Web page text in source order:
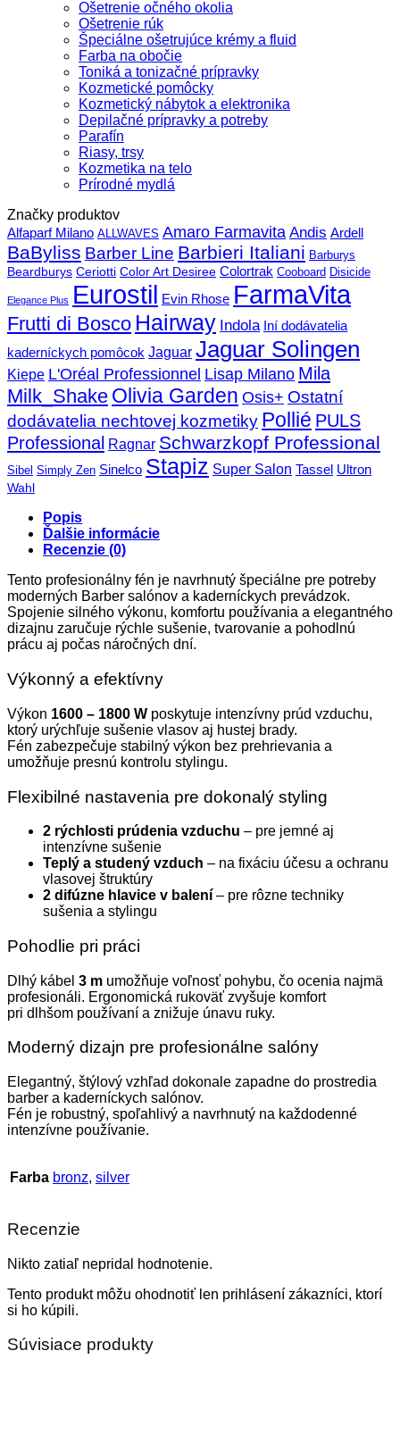
Ošetrenie očného okolia
Ošetrenie rúk
Špeciálne ošetrujúce krémy a fluid
Farba na obočie
Toniká a tonizačné prípravky
Kozmetické pomôcky
Kozmetický nábytok a elektronika
Depilačné prípravky a potreby
Parafín
Riasy, trsy
Kozmetika na telo
Prírodné mydlá
Značky produktov
Alfaparf Milano ALLWAVES Amaro Farmavita Andis Ardell
BaByliss Barber Line Barbieri Italiani Barburys
Beardburys Ceriotti Color Art Desiree Colortrak Cooboard Disicide
Elegance Plus Eurostil Evin Rhose FarmaVita
Frutti di Bosco Hairway Indola Iní dodávatelia
kaderníckych pomôcok Jaguar Jaguar Solingen
Kiepe L'Oréal Professionnel Lisap Milano Mila
Milk_Shake Olivia Garden Osis+ Ostatní
dodávatelia nechtovej kozmetiky Pollié PULS
Professional Ragnar Schwarzkopf Professional
Sibel Simply Zen Sinelco Stapiz Super Salon Tassel Ultron
Wahl
Popis
Ďalšie informácie
Recenzie (0)
Tento profesionálny fén je navrhnutý špeciálne pre potreby
moderných Barber salónov a kaderníckych prevádzok.
Spojenie silného výkonu, komfortu používania a elegantného
dizajnu zaručuje rýchle sušenie, tvarovanie a pohodlnú
prácu aj počas náročných dní.
Výkonný a efektívny
Výkon 1600 – 1800 W poskytuje intenzívny prúd vzduchu,
ktorý urýchľuje sušenie vlasov aj hustej brady.
Fén zabezpečuje stabilný výkon bez prehrievania a
umožňuje presnú kontrolu stylingu.
Flexibilné nastavenia pre dokonalý styling
2 rýchlosti prúdenia vzduchu – pre jemné aj
intenzívne sušenie
Teplý a studený vzduch – na fixáciu účesu a ochranu
vlasovej štruktúry
2 difúzne hlavice v balení – pre rôzne techniky
sušenia a stylingu
Pohodlie pri práci
Dlhý kábel 3 m umožňuje voľnosť pohybu, čo ocenia najmä
profesionáli. Ergonomická rukoväť zvyšuje komfort
pri dlhšom používaní a znižuje únavu ruky.
Moderný dizajn pre profesionálne salóny
Elegantný, štýlový vzhľad dokonale zapadne do prostredia
barber a kaderníckych salónov.
Fén je robustný, spoľahlivý a navrhnutý na každodenné
intenzívne používanie.
Farba bronz, silver
Recenzie
Nikto zatiaľ nepridal hodnotenie.
Tento produkt môžu ohodnotiť len prihlásení zákazníci, ktorí
si ho kúpili.
Súvisiace produkty